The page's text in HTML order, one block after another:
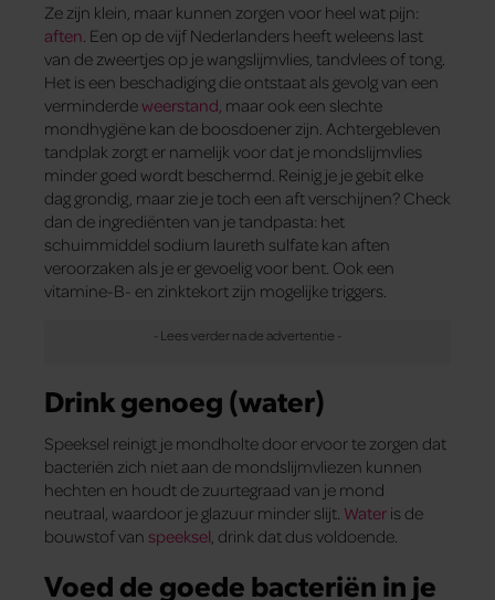
Ze zijn klein, maar kunnen zorgen voor heel wat pijn:
aften. Een op de vijf Nederlanders heeft weleens last
van de zweertjes op je wangslijmvlies, tandvlees of tong.
Het is een beschadiging die ontstaat als gevolg van een
verminderde weerstand, maar ook een slechte
mondhygiëne kan de boosdoener zijn. Achtergebleven
tandplak zorgt er namelijk voor dat je mondslijmvlies
minder goed wordt beschermd. Reinig je je gebit elke
dag grondig, maar zie je toch een aft verschijnen? Check
dan de ingrediënten van je tandpasta: het
schuimmiddel sodium laureth sulfate kan aften
veroorzaken als je er gevoelig voor bent. Ook een
vitamine-B- en zinktekort zijn mogelijke triggers.
Drink genoeg (water)
Speeksel reinigt je mondholte door ervoor te zorgen dat
bacteriën zich niet aan de mondslijmvliezen kunnen
hechten en houdt de zuurtegraad van je mond
neutraal, waardoor je glazuur minder slijt. Water is de
bouwstof van speeksel, drink dat dus voldoende.
Voed de goede bacteriën in je